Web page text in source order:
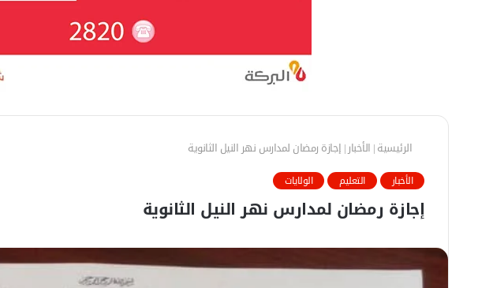
الرئيسية| الأخبار| إجازة رمضان لمدارس نهر النيل الثانوية
الأخبار التعليم الولايات
إجازة رمضان لمدارس نهر النيل الثانوية